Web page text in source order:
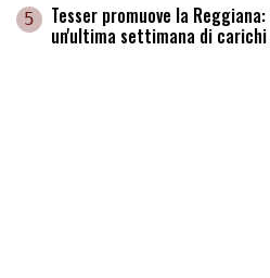
5 Tesser promuove la
un'ultima settimana di carichi